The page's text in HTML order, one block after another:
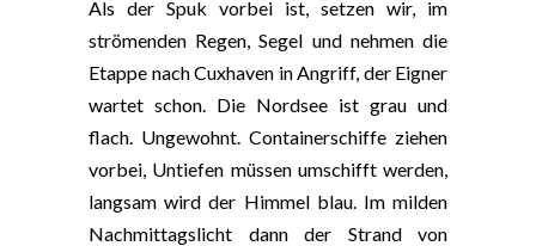
Als der Spuk vorbei ist, setzen wir, im
strömenden Regen, Segel und nehmen die
Etappe nach Cuxhaven in Angriff, der Eigner
wartet schon. Die Nordsee ist grau und
flach. Ungewohnt. Containerschiffe ziehen
vorbei, Untiefen müssen umschifft werden,
langsam wird der Himmel blau. Im milden
Nachmittagslicht dann der Strand von